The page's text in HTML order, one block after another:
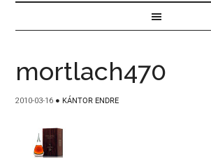
mortlach470
2010-03-16 ● KÁNTOR ENDRE